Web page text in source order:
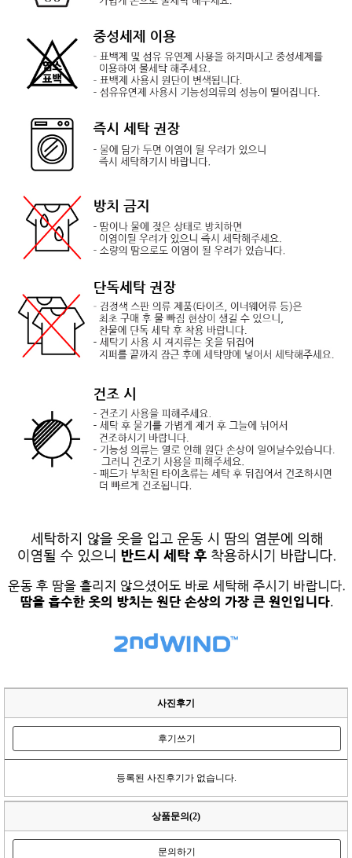
사진후기
후기쓰기
등록된 사진후기가 없습니다.
상품문의(2)
문의하기